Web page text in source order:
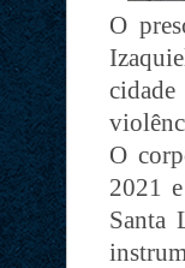
O
O
2021
Santa